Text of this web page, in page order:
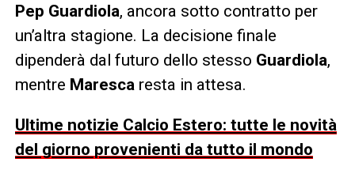
Pep Guardiola, ancora sotto contratto per
un’altra stagione. La decisione finale
dipenderà dal futuro dello stesso Guardiola,
mentre Maresca resta in attesa.
Ultime notizie Calcio Estero: tutte le novità
del giorno provenienti da tutto il mondo